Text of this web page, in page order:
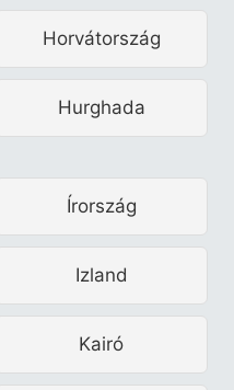
Horvátország
Hurghada
Írország
Izland
Kairó